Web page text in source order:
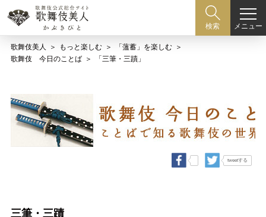
検索 メニュー
歌舞伎美人 もっと楽しむ
「薀蓄」を楽しむ
歌舞伎 今日のことば
「三筆・三蹟」
tweetする
三筆・三蹟